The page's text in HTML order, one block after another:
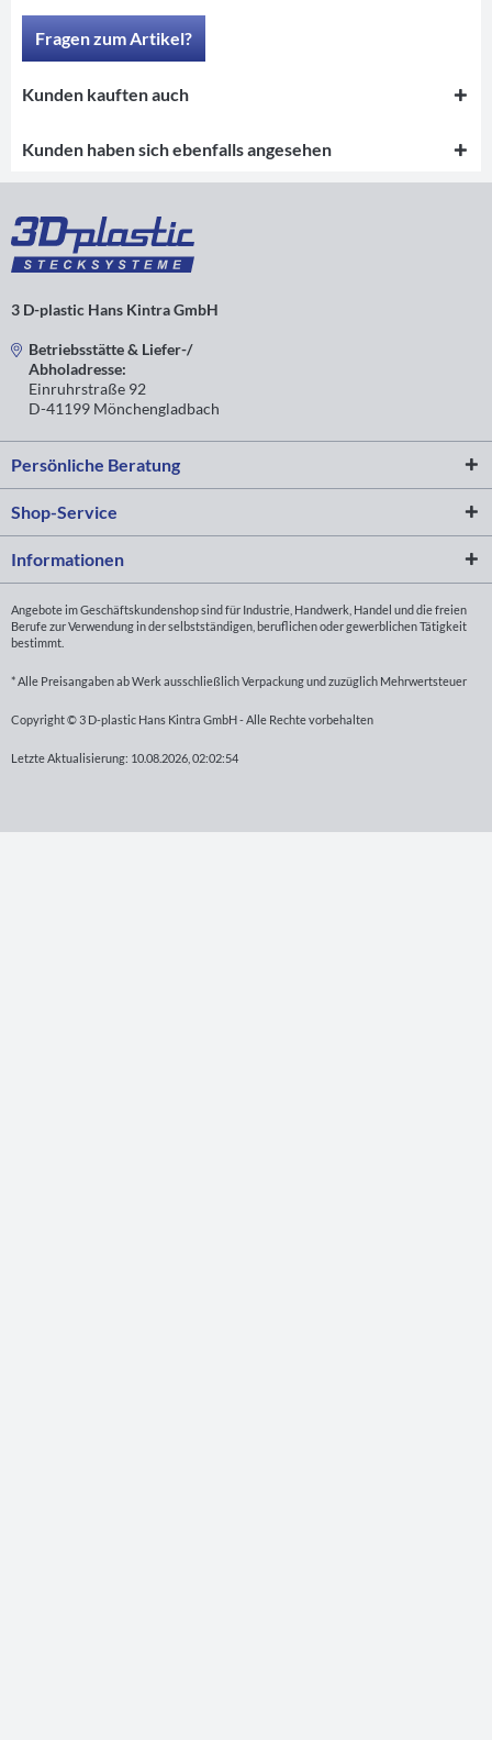
Fragen zum Artikel?
Kunden kauften auch
Kunden haben sich ebenfalls angesehen
3 D-plastic Hans Kintra GmbH
Betriebsstätte & Liefer-/
Abholadresse:
Einruhrstraße 92
D-41199 Mönchengladbach
Persönliche Beratung
Shop-Service
Informationen
Angebote im Geschäftskundenshop sind für Industrie, Handwerk, Handel und die freien
Berufe zur Verwendung in der selbstständigen, beruflichen oder gewerblichen Tätigkeit
bestimmt.
* Alle Preisangaben ab Werk ausschließlich Verpackung und zuzüglich Mehrwertsteuer
Copyright © 3 D-plastic Hans Kintra GmbH - Alle Rechte vorbehalten
Letzte Aktualisierung: 10.08.2026, 02:02:54